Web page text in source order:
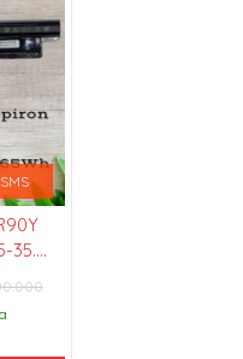
35....